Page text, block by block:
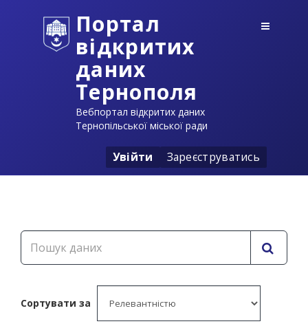
Портал
відкритих
даних
Тернополя
Вебпортал відкритих даних
Тернопільської міської ради
Увійти Зареєструватись
Сортувати за